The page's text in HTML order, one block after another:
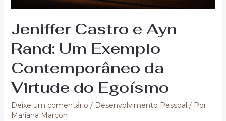
Jeniffer Castro e Ayn
Rand: Um Exemplo
Contemporâneo da
Virtude do Egoísmo
Deixe um comentário / Desenvolvimento Pessoal / Por
Mariana Marcon